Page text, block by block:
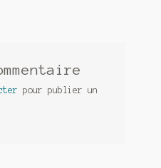
pour publier un